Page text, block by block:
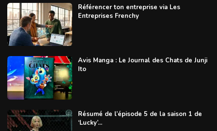
Référencer ton entreprise via Les
Entreprises Frenchy
Avis Manga : Le Journal des Chats de Junji
Ito
Résumé de l’épisode 5 de la saison 1 de
‘Lucky’...